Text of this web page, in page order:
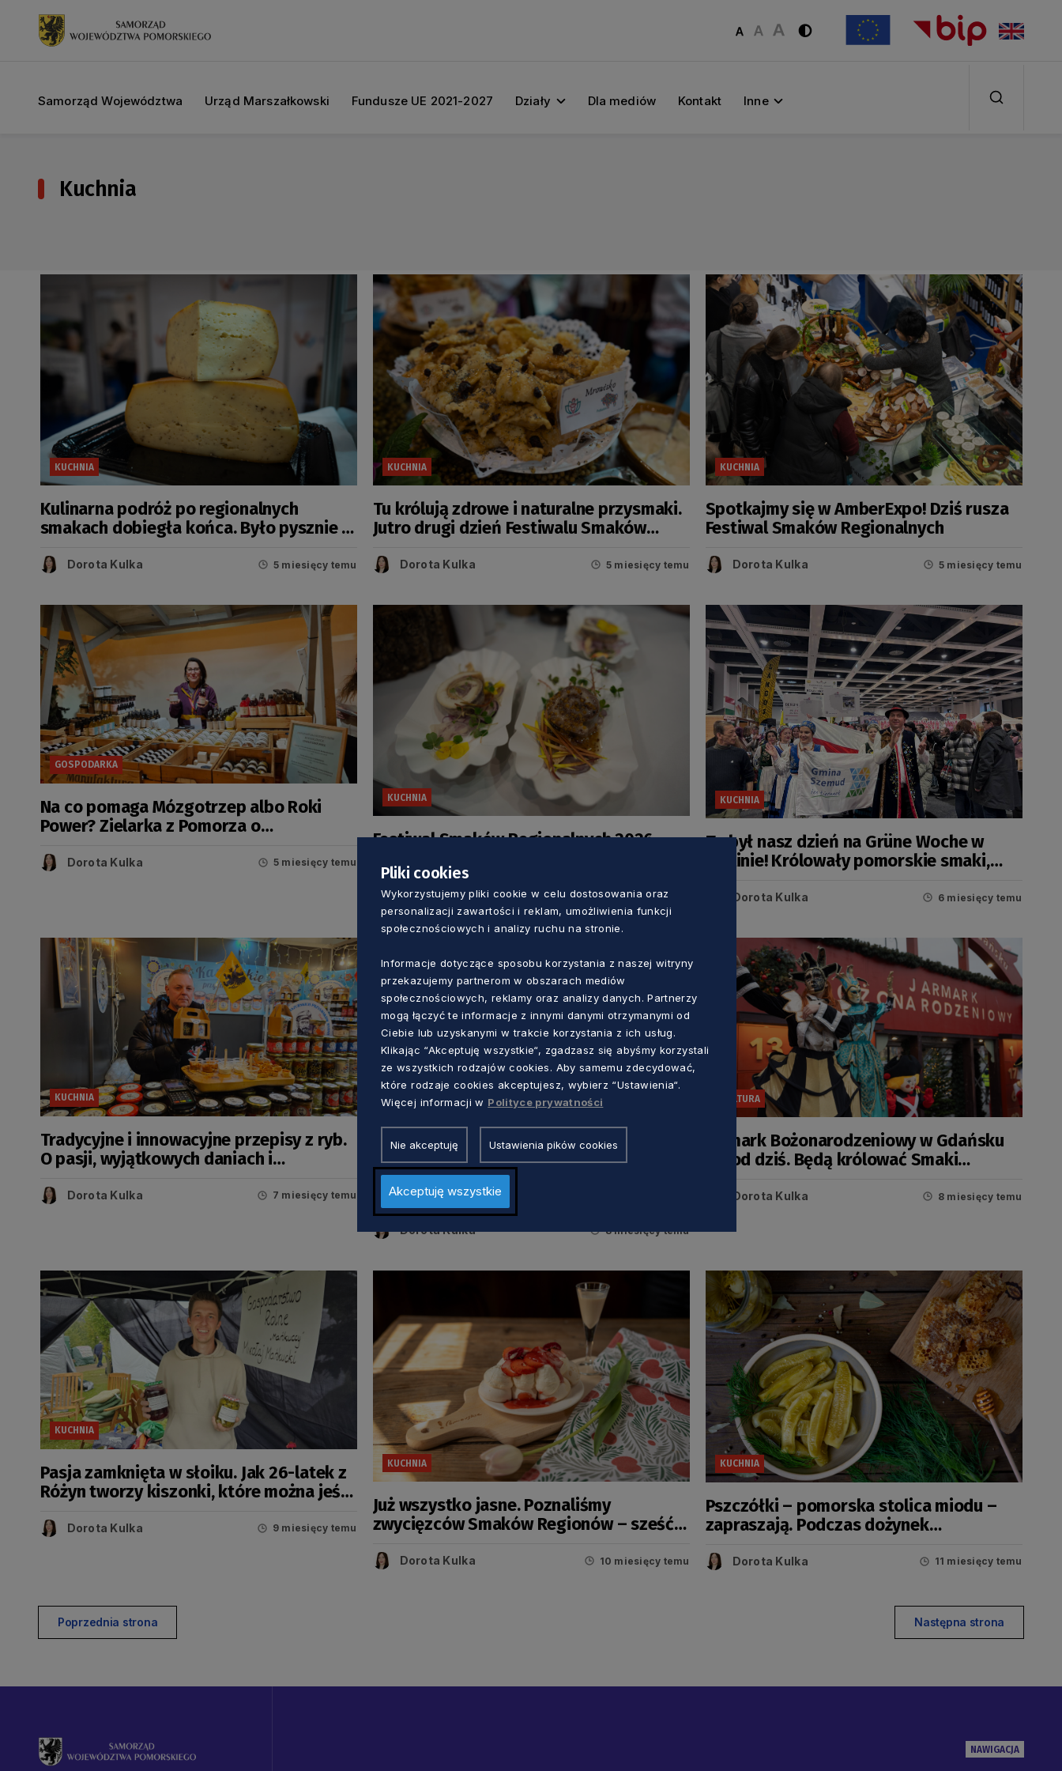
Samorząd Województwa Urząd Marszałkowski Fundusze UE 2021-2027 Działy Dla mediów Kontakt Inne
Kuchnia
KUCHNIA
Kulinarna podróż po regionalnych
smakach dobiegła końca. Było pysznie i
Dorota Kulka 5 miesięcy temu
KUCHNIA
Tu królują zdrowe i naturalne przysmaki.
Jutro drugi dzień Festiwalu Smaków
Dorota Kulka 5 miesięcy temu
KUCHNIA
Spotkajmy się w AmberExpo! Dziś rusza
Festiwal Smaków Regionalnych
Dorota Kulka 5 miesięcy temu
GOSPODARKA
Na co pomaga Mózgotrzep albo Roki
Power? Zielarka z Pomorza o
Dorota Kulka 5 miesięcy temu
KUCHNIA
Festiwal Smaków Regionalnych 2026.
wydarzenia
Dorota Kulka 5 miesięcy temu
KUCHNIA
To był nasz dzień na Grüne Woche w
Berlinie! Królowały pomorskie smaki,
Dorota Kulka 6 miesięcy temu
KUCHNIA
Tradycyjne i innowacyjne przepisy z ryb.
O pasji, wyjątkowych daniach i
Dorota Kulka 7 miesięcy temu
Koncert symfoniczny na Ołowiance.
Melomani usłyszą fragmenty „Dziadka
do orzechów” Czajkowskiego
Dorota Kulka 8 miesięcy temu
KULTURA
Jarmark Bożonarodzeniowy w Gdańsku
już od dziś. Będą królować Smaki
Dorota Kulka 8 miesięcy temu
KUCHNIA
Pasja zamknięta w słoiku. Jak 26-latek z
Różyn tworzy kiszonki, które można jeść
Dorota Kulka 9 miesięcy temu
KUCHNIA
Już wszystko jasne. Poznaliśmy
zwycięzców Smaków Regionów – sześć
Dorota Kulka 10 miesięcy temu
KUCHNIA
Pszczółki – pomorska stolica miodu –
zapraszają. Podczas dożynek
Dorota Kulka 11 miesięcy temu
Poprzednia strona Następna strona
NAWIGACJA
Pliki cookies
Wykorzystujemy pliki cookie w celu dostosowania oraz
personalizacji zawartości i reklam, umożliwienia funkcji
społecznościowych i analizy ruchu na stronie.
Informacje dotyczące sposobu korzystania z naszej witryny
przekazujemy partnerom w obszarach mediów
społecznościowych, reklamy oraz analizy danych. Partnerzy
mogą łączyć te informacje z innymi danymi otrzymanymi od
Ciebie lub uzyskanymi w trakcie korzystania z ich usług.
Klikając “Akceptuję wszystkie“, zgadzasz się abyśmy korzystali
ze wszystkich rodzajów cookies. Aby samemu zdecydować,
które rodzaje cookies akceptujesz, wybierz “Ustawienia“.
Więcej informacji w Polityce prywatności
Nie akceptuję Ustawienia pików cookies
Akceptuję wszystkie